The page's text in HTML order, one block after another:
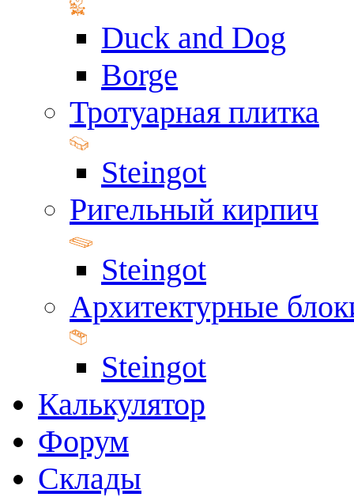
Duck and Dog
Borge
Тротуарная плитка
Steingot
Ригельный кирпич
Steingot
Архитектурные
Steingot
Калькулятор
Форум
Склады